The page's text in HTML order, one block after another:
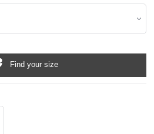
Find your size